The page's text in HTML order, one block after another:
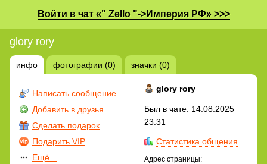
Войти в чат «" Zello "->Империя РФ» >>>
glory rory
инфо фотографии (0) значки (0)
Написать сообщение
Добавить в друзья
Сделать подарок
Подарить VIP
Ещё...
glory rory
Был в чате: 14.08.2025
23:31
Статистика общения
Адрес страницы: